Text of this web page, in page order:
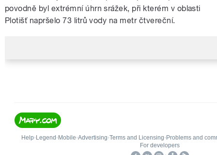
povodně byl extrémní úhrn srážek, při kterém v oblasti
Plotišť napršelo 73 litrů vody na metr čtvereční.